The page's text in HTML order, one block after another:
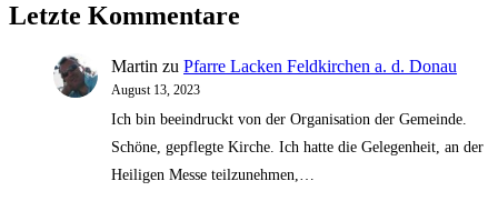
Letzte Kommentare
Martin zu Pfarre Lacken Feldkirchen a. d. Donau
August 13, 2023
Ich bin beeindruckt von der Organisation der Gemeinde.
Schöne, gepflegte Kirche. Ich hatte die Gelegenheit, an der
Heiligen Messe teilzunehmen,…